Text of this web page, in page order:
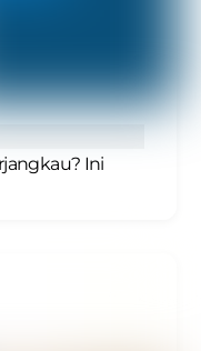
Ini